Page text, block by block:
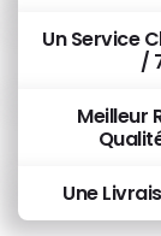
Un Service
/
Meilleur
Une